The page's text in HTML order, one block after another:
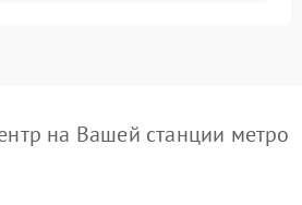
на Вашей станции метро